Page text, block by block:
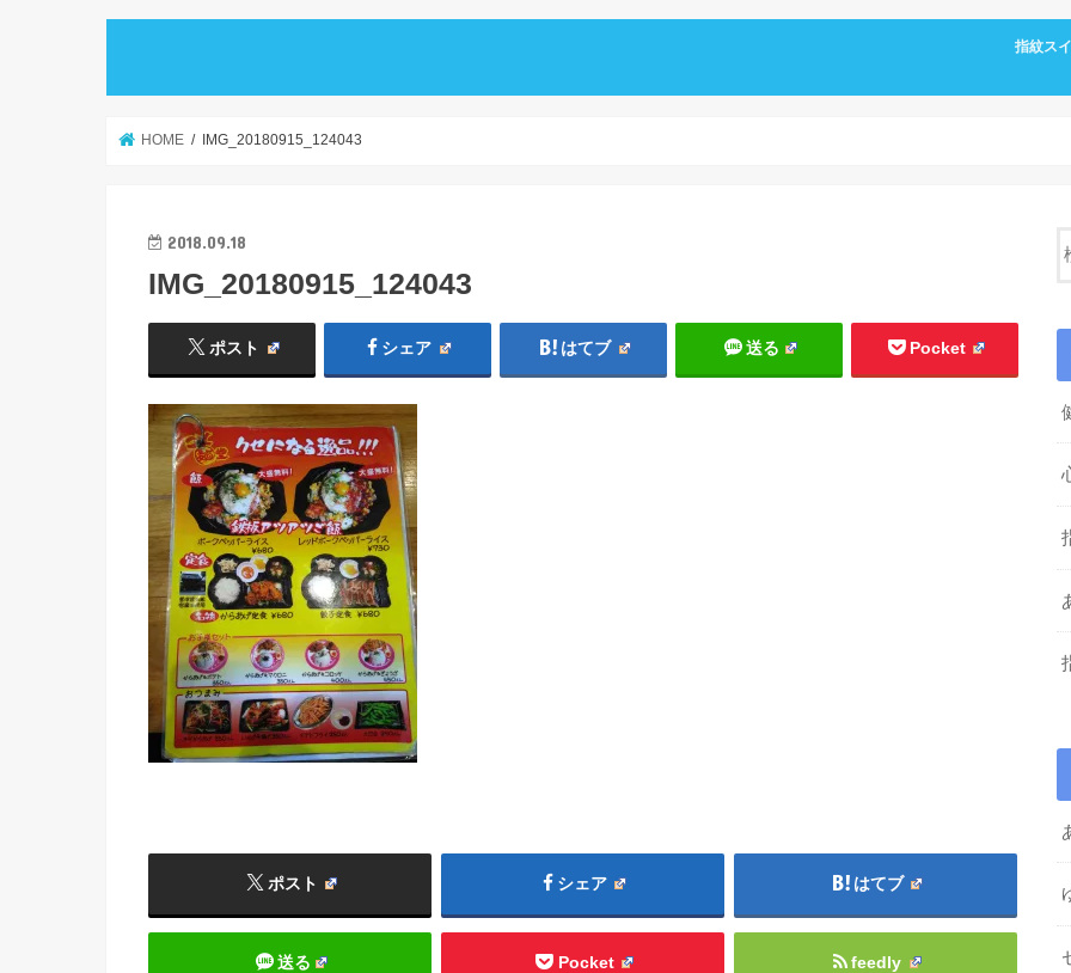
指紋ス
HOME IMG_20180915_124043
2018.09.18
IMG_20180915_124043
ポスト シェア はてブ 送る Pocket
ポスト シェア はてブ
送る Pocket feedly